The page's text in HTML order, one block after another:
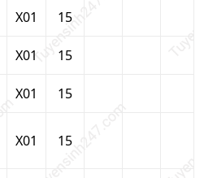
X01 15
X01 15
X01 15
X01 15